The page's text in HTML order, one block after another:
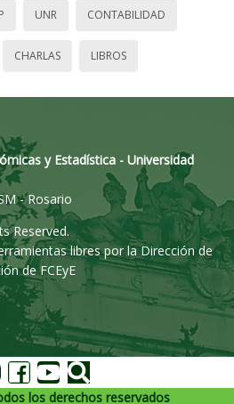
UNR CONTABILIDAD
CHARLAS LIBROS
y Estadística - Universidad
- Rosario
Reserved.
libres por la Dirección de
de FCEyE
los derechos reservados